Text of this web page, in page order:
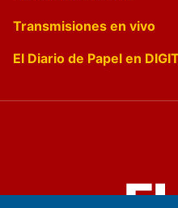
Transmisiones en vivo
El Diario de Papel en